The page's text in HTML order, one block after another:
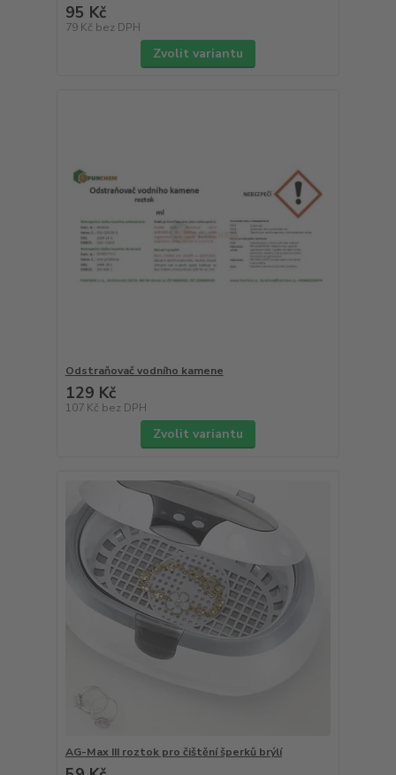
95 Kč
79 Kč bez DPH
Zvolit variantu
Odstraňovač vodního kamene
129 Kč
107 Kč bez DPH
Zvolit variantu
AG-Max III roztok pro čištění šperků brýlí